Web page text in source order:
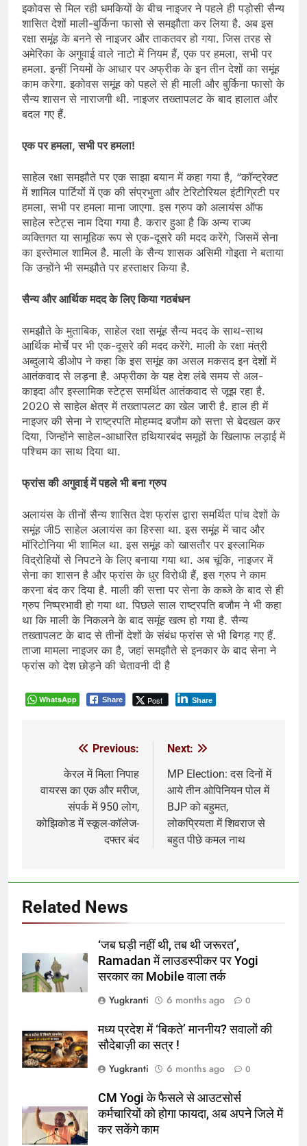
इकोवस से मिल रही धमकियों के बीच नाइजर ने पहले ही पड़ोसी सैन्य
शासित देशों माली-बुर्किना फासो से समझौता कर लिया है. अब इस
रक्षा समूंह के बनने से नाइजर और ताकतवर हो गया. जिस तरह से
अमेरिका के अगुवाई वाले नाटो में नियम हैं, एक पर हमला, सभी पर
हमला. इन्हीं नियमों के आधार पर अफ्रीक के इन तीन देशों का समूंह
काम करेगा. इकोवस समूंह को पहले से ही माली और बुर्किना फासो के
सैन्य शासन से नाराजगी थी. नाइजर तख्तापलट के बाद हालात और
बदल गए हैं.
एक पर हमला, सभी पर हमला!
साहेल रक्षा समझौते पर एक साझा बयान में कहा गया है, “कॉन्ट्रेक्ट
में शामिल पार्टियों में एक की संप्रभुता और टेरिटोरियल इंटीग्रिटी पर
हमला, सभी पर हमला माना जाएगा. इस ग्रुप को अलायंस ऑफ
साहेल स्टेट्स नाम दिया गया है. करार हुआ है कि अन्य राज्य
व्यक्तिगत या सामूहिक रूप से एक-दूसरे की मदद करेंगे, जिसमें सेना
का इस्तेमाल शामिल है. माली के सैन्य शासक असिमी गोइता ने बताया
कि उन्होंने भी समझौते पर हस्ताक्षर किया है.
सैन्य और आर्थिक मदद के लिए किया गठबंधन
समझौते के मुताबिक, साहेल रक्षा समूंह सैन्य मदद के साथ-साथ
आर्थिक मोर्चे पर भी एक-दूसरे की मदद करेंगे. माली के रक्षा मंत्री
अब्दुलाये डीओप ने कहा कि इस समूंह का असल मकसद इन देशों में
आतंकवाद से लड़ना है. अफ्रीका के यह देश लंबे समय से अल-
काइदा और इस्लामिक स्टेट्स समर्थित आतंकवाद से जूझ रहा है.
2020 से साहेल क्षेत्र में तख्तापलट का खेल जारी है. हाल ही में
नाइजर की सेना ने राष्ट्रपति मोहम्मद बजौम को सत्ता से बेदखल कर
दिया, जिन्होंने साहेल-आधारित हथियारबंद समूहों के खिलाफ लड़ाई में
पश्चिम का साथ दिया था.
फ्रांस की अगुवाई में पहले भी बना ग्रुप
अलायंस के तीनों सैन्य शासित देश फ्रांस द्वारा समर्थित पांच देशों के
समूंह जी5 साहेल अलायंस का हिस्सा था. इस समूंह में चाद और
मॉरिटोनिया भी शामिल था. इस समूंह को खासतौर पर इस्लामिक
विद्रोहियों से निपटने के लिए बनाया गया था. अब चूंकि, नाइजर में
सेना का शासन है और फ्रांस के धुर विरोधी हैं, इस ग्रुप ने काम
करना बंद कर दिया है. माली की सत्ता पर सेना के कब्जे के बाद से ही
ग्रुप निष्प्रभावी हो गया था. पिछले साल राष्ट्रपति बजौम ने भी कहा
था कि माली के निकलने के बाद समूंह खत्म हो गया है. सैन्य
तख्तापलट के बाद से तीनों देशों के संबंध फ्रांस से भी बिगड़ गए हैं.
ताजा मामला नाइजर का है, जहां समझौते से इनकार के बाद सेना ने
फ्रांस को देश छोड़ने की चेतावनी दी है
WhatsApp Share Post Share
navigation
Previous:
केरल में मिला निपाह
वायरस का एक और मरीज,
संपर्क में 950 लोग,
कोझिकोड में स्कूल-कॉलेज-
दफ्तर बंद
Next:
MP Election: दस दिनों में
आये तीन ओपिनियन पोल में
BJP को बहुमत,
लोकप्रियता में शिवराज से
बहुत पीछे कमल नाथ
Related News
‘जब घड़ी नहीं थी, तब थी जरूरत’,
Ramadan में लाउडस्पीकर पर Yogi
सरकार का Mobile वाला तर्क
Yugkranti
6 months ago 0
मध्य प्रदेश में ‘बिकते’ माननीय? सवालों की
सौदेबाज़ी का सत्र !
Yugkranti
6 months ago 0
CM Yogi के फैसले से आउटसोर्स
कर्मचारियों को होगा फायदा, अब अपने जिले में
कर सकेंगे काम